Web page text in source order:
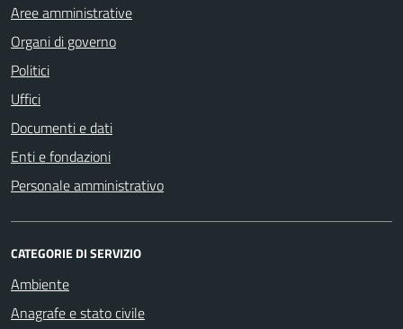
Aree amministrative
Organi di governo
Politici
Uffici
Documenti e dati
Enti e fondazioni
Personale amministrativo
CATEGORIE DI SERVIZIO
Ambiente
Anagrafe e stato civile